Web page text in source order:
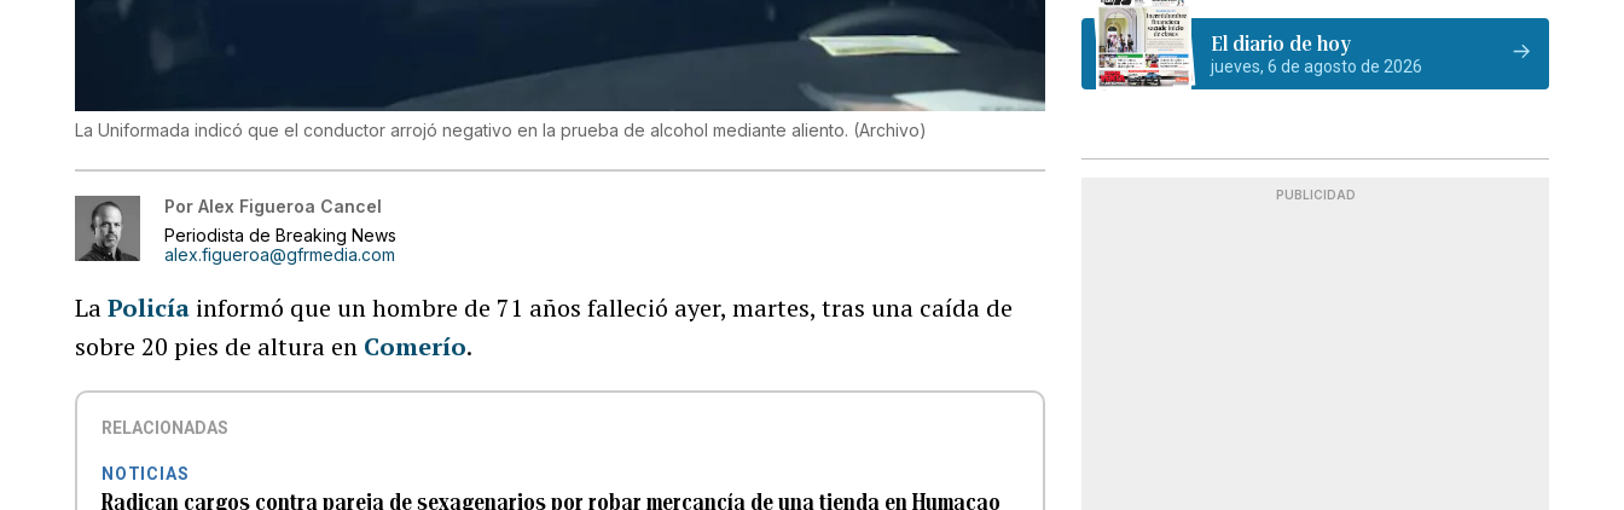
La Uniformada indicó que el conductor arrojó negativo en la prueba de alcohol mediante aliento. (Archivo)
Por Alex Figueroa Cancel
Periodista de Breaking News
alex.figueroa@gfrmedia.com
LaPolicía informó que un hombre de 71 años falleció ayer, martes, tras una caída de
sobre 20 pies de altura en Comerío.
RELACIONADAS
NOTICIAS
Radican cargos contra pareja de sexagenarios por robar mercancía de una tienda en Humacao
El diario de hoy
jueves, 6 de agosto de 2026
PUBLICIDAD